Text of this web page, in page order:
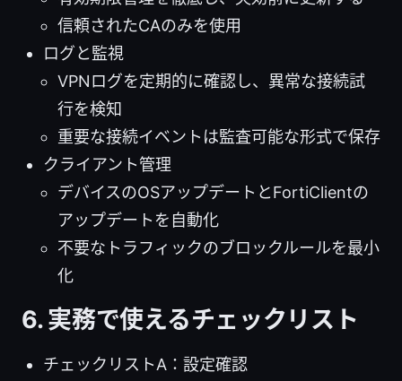
信頼されたCAのみを使用
ログと監視
VPNログを定期的に確認し、異常な接続試
行を検知
重要な接続イベントは監査可能な形式で保存
クライアント管理
デバイスのOSアップデートとFortiClientの
アップデートを自動化
不要なトラフィックのブロックルールを最小
化
6. 実務で使えるチェックリスト
チェックリストA：設定確認